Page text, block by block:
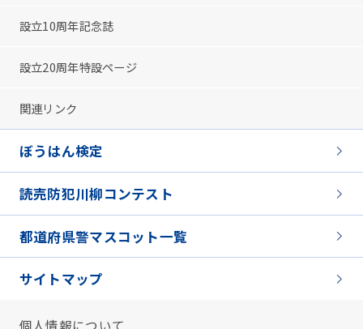
設立10周年記念誌
設立20周年特設ページ
関連リンク
ぼうはん検定
読売防犯川柳コンテスト
都道府県警マスコット一覧
サイトマップ
個人情報について